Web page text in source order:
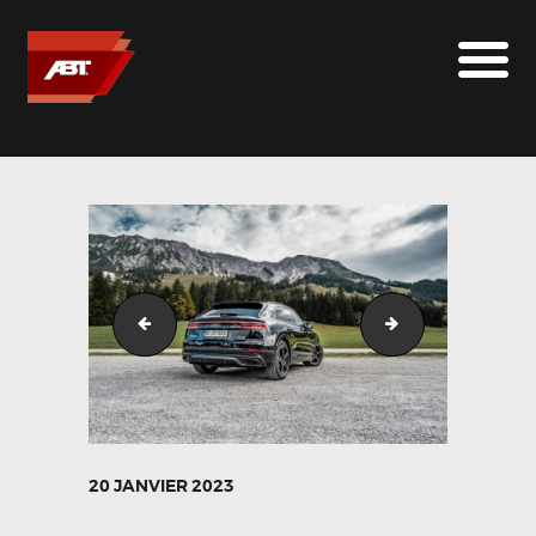
ABT SPORTSLINE FRANCE
MARQUES
LE SUR-MESURE
ABT
CONTACT
Audi_Q8_schwarz_FR_herbst-19
20 JANVIER 2023